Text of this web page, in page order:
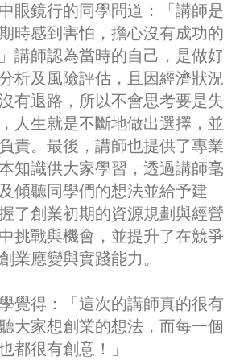
眼鏡行的同學問道：「講師是
時感到害怕，擔心沒有成功的
講師認為當時的自己，是做好
析及風險評估，且因經濟狀況
有退路，所以不會思考要是失
人生就是不斷地做出選擇，並
責。最後，講師也提供了專業
知識供大家學習，透過講師毫
傾聽同學們的想法並給予建
了創業初期的資源規劃與經營
挑戰與機會，並提升了在競爭
業應變與實踐能力。
覺得：「這次的講師真的很有
大家想創業的想法，而每一個
都很有創意！」